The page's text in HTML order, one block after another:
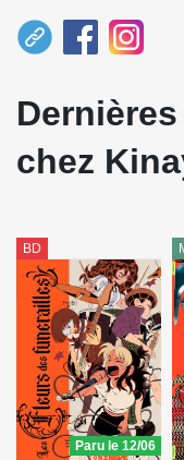
chez
BD
Paru le 12/06